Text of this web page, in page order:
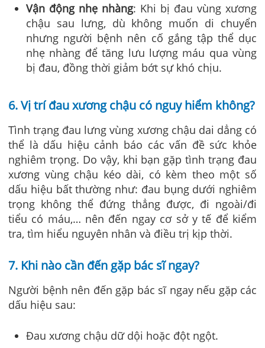
Vận động nhẹ nhàng: Khi bị đau vùng xương
chậu sau lưng, dù không muốn di chuyển
nhưng người bệnh nên cố gắng tập thể dục
nhẹ nhàng để tăng lưu lượng máu qua vùng
bị đau, đồng thời giảm bớt sự khó chịu.
6. Vị trí đau xương chậu có nguy hiểm không?
Tình trạng đau lưng vùng xương chậu dai dẳng có
thể là dấu hiệu cảnh báo các vấn đề sức khỏe
nghiêm trọng. Do vậy, khi bạn gặp tình trạng đau
xương vùng chậu kéo dài, có kèm theo một số
dấu hiệu bất thường như: đau bụng dưới nghiêm
trọng không thể đứng thẳng được, đi ngoài/đi
tiểu có máu,… nên đến ngay cơ sở y tế để kiểm
tra, tìm hiểu nguyên nhân và điều trị kịp thời.
7. Khi nào cần đến gặp bác sĩ ngay?
Người bệnh nên đến gặp bác sĩ ngay nếu gặp các
dấu hiệu sau:
Đau xương chậu dữ dội hoặc đột ngột.